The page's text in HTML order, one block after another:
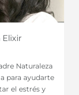
Naturaleza
para ayudarte
el estrés y